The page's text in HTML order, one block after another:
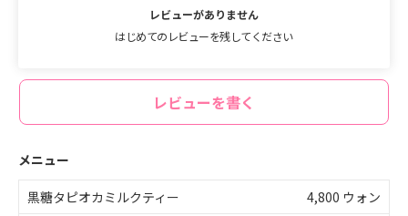
レビューがありません
はじめてのレビューを残してください
レビューを書く
メニュー
黒糖タピオカミルクティー
4,800 ウォン